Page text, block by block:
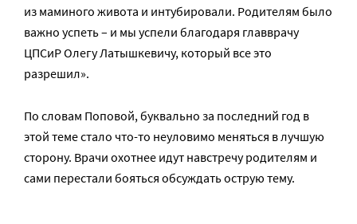
из маминого живота и интубировали. Родителям было
важно успеть – и мы успели благодаря главврачу
ЦПСиР Олегу Латышкевичу, который все это
разрешил».
По словам Поповой, буквально за последний год в
этой теме стало что-то неуловимо меняться в лучшую
сторону. Врачи охотнее идут навстречу родителям и
сами перестали бояться обсуждать острую тему.